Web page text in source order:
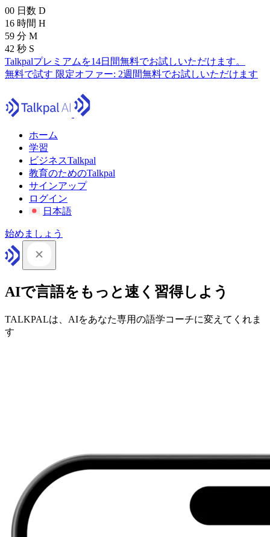
00 日数 D
16 時間 H
59 分 M
41 秒 S
Talkpalプレミアムを14日間無料でお試しいただけます。
無料で試す 限定オファー: 2週間無料でお試しいただけます
ホーム
学習
ビジネスTalkpal
教育のためのTalkpal
サインアップ
ログイン
日本語
始めましょう
AIで言語をもっと速く習得しよう
TALKPALは、AIをあなた専用の語学コーチに変えてくれま
す